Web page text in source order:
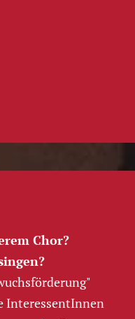
Chor?
InteressentInnen